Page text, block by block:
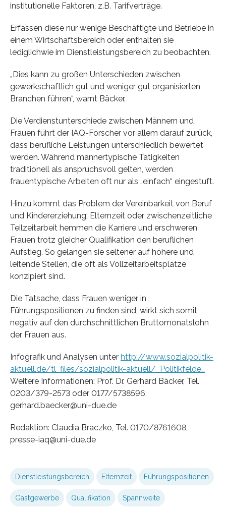
institutionelle Faktoren, z.B. Tarifverträge.
Erfassen diese nur wenige Beschäftigte und Betriebe in
einem Wirtschaftsbereich oder enthalten sie
lediglichwie im Dienstleistungsbereich zu beobachten.
„Dies kann zu großen Unterschieden zwischen
gewerkschaftlich gut und weniger gut organisierten
Branchen führen“, warnt Bäcker.
Die Verdienstunterschiede zwischen Männern und
Frauen führt der IAQ-Forscher vor allem darauf zurück,
dass berufliche Leistungen unterschiedlich bewertet
werden. Während männertypische Tätigkeiten
traditionell als anspruchsvoll gelten, werden
frauentypische Arbeiten oft nur als „einfach“ eingestuft.
Hinzu kommt das Problem der Vereinbarkeit von Beruf
und Kindererziehung: Elternzeit oder zwischenzeitliche
Teilzeitarbeit hemmen die Karriere und erschweren
Frauen trotz gleicher Qualifikation den beruflichen
Aufstieg. So gelangen sie seltener auf höhere und
leitende Stellen, die oft als Vollzeitarbeitsplätze
konzipiert sind.
Die Tatsache, dass Frauen weniger in
Führungspositionen zu finden sind, wirkt sich somit
negativ auf den durchschnittlichen Bruttomonatslohn
der Frauen aus.
Infografik und Analysen unter http://www.sozialpolitik-
aktuell.de/tl_files/sozialpolitik-aktuell/_Politikfelde…
Weitere Informationen: Prof. Dr. Gerhard Bäcker, Tel.
0203/379-2573 oder 0177/5738596,
gerhard.baecker@uni-due.de
Redaktion: Claudia Braczko, Tel. 0170/8761608,
presse-iaq@uni-due.de
Dienstleistungsbereich Elternzeit Führungspositionen
Gastgewerbe Qualifikation Spannweite